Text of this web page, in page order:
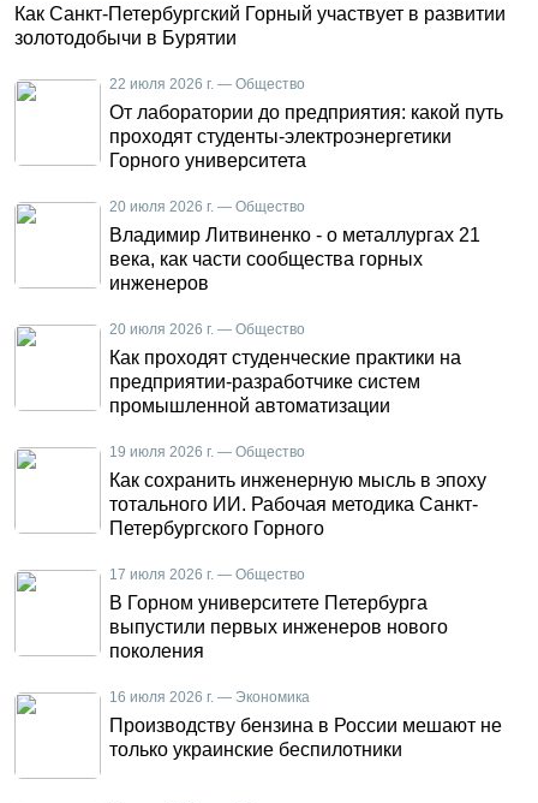
Как Санкт-Петербургский Горный участвует в развитии
золотодобычи в Бурятии
22 июля 2026 г. — Общество
От лаборатории до предприятия: какой путь
проходят студенты-электроэнергетики
Горного университета
20 июля 2026 г. — Общество
Владимир Литвиненко - о металлургах 21
века, как части сообщества горных
инженеров
20 июля 2026 г. — Общество
Как проходят студенческие практики на
предприятии-разработчике систем
промышленной автоматизации
19 июля 2026 г. — Общество
Как сохранить инженерную мысль в эпоху
тотального ИИ. Рабочая методика Санкт-
Петербургского Горного
17 июля 2026 г. — Общество
В Горном университете Петербурга
выпустили первых инженеров нового
поколения
16 июля 2026 г. — Экономика
Производству бензина в России мешают не
только украинские беспилотники